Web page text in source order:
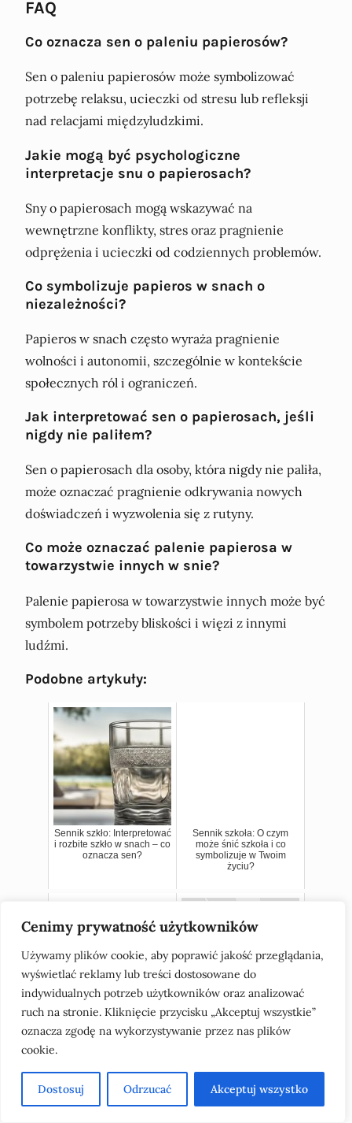
Cenimy prywatność użytkowników
Używamy plików cookie, aby poprawić jakość przeglądania,
wyświetlać reklamy lub treści dostosowane do
indywidualnych potrzeb użytkowników oraz analizować
ruch na stronie. Kliknięcie przycisku „Akceptuj wszystkie”
oznacza zgodę na wykorzystywanie przez nas plików
cookie.
Dostosuj Odrzucać Akceptuj wszystko
FAQ
Co oznacza sen o paleniu papierosów?
Sen o paleniu papierosów może symbolizować
potrzebę relaksu, ucieczki od stresu lub refleksji
nad relacjami międzyludzkimi.
Jakie mogą być psychologiczne
interpretacje snu o papierosach?
Sny o papierosach mogą wskazywać na
wewnętrzne konflikty, stres oraz pragnienie
odprężenia i ucieczki od codziennych problemów.
Co symbolizuje papieros w snach o
niezależności?
Papieros w snach często wyraża pragnienie
wolności i autonomii, szczególnie w kontekście
społecznych ról i ograniczeń.
Jak interpretować sen o papierosach, jeśli
nigdy nie paliłem?
Sen o papierosach dla osoby, która nigdy nie paliła,
może oznaczać pragnienie odkrywania nowych
doświadczeń i wyzwolenia się z rutyny.
Co może oznaczać palenie papierosa w
towarzystwie innych w snie?
Palenie papierosa w towarzystwie innych może być
symbolem potrzeby bliskości i więzi z innymi
ludźmi.
Podobne artykuły:
Sennik szkło: Interpretować
i rozbite szkło w snach – co
oznacza sen?
Sennik szkoła: O czym
może śnić szkoła i co
symbolizuje w Twoim
życiu?
Sennik siano — znaczenie
snu i co oznacza widzenie
Sennik piersi: co oznaczają
piersi w snach dla kobiet i